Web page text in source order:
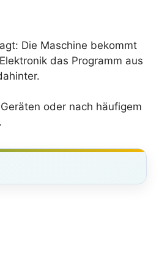
Die Maschine bekommt
das Programm aus
oder nach häufigem